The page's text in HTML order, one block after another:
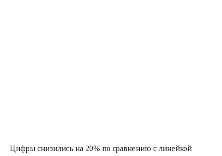
Цифры снизились на 20% по сравнению с линейкой